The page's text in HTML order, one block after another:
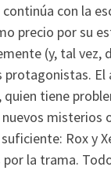
con la
precio por su
(y, tal vez,
tiene
misterios
Rox y
la trama.